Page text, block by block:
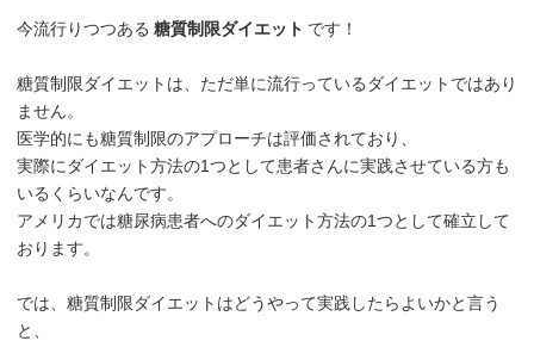
今流行りつつある 糖質制限ダイエット です！
糖質制限ダイエットは、ただ単に流行っているダイエットではあり
ません。
医学的にも糖質制限のアプローチは評価されており、
実際にダイエット方法の1つとして患者さんに実践させている方も
いるくらいなんです。
アメリカでは糖尿病患者へのダイエット方法の1つとして確立して
おります。
では、糖質制限ダイエットはどうやって実践したらよいかと言う
と、